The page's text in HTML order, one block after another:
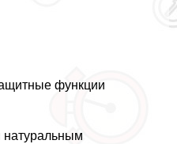
функции
натуральным